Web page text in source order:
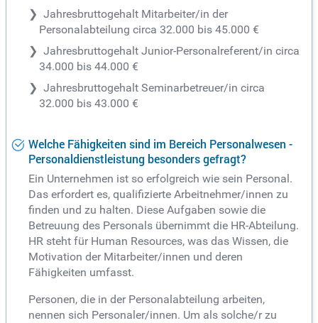
Jahresbruttogehalt Mitarbeiter/in der
Personalabteilung circa 32.000 bis 45.000 €
Jahresbruttogehalt Junior-Personalreferent/in circa
34.000 bis 44.000 €
Jahresbruttogehalt Seminarbetreuer/in circa
32.000 bis 43.000 €
Welche Fähigkeiten sind im Bereich Personalwesen -
Personaldienstleistung besonders gefragt?
Ein Unternehmen ist so erfolgreich wie sein Personal.
Das erfordert es, qualifizierte Arbeitnehmer/innen zu
finden und zu halten. Diese Aufgaben sowie die
Betreuung des Personals übernimmt die HR-Abteilung.
HR steht für Human Resources, was das Wissen, die
Motivation der Mitarbeiter/innen und deren
Fähigkeiten umfasst.
Personen, die in der Personalabteilung arbeiten,
nennen sich Personaler/innen. Um als solche/r zu